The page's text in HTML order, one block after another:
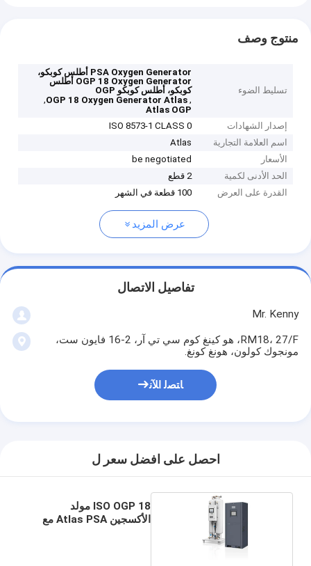
منتوج وصف
تسليط الضوء
PSA Oxygen Generator أطلس كوبكو،
OGP 18 Oxygen Generator أطلس
كوبكو، أطلس كوبكو OGP
,
OGP 18 Oxygen Generator Atlas
,
Atlas OGP
إصدار الشهادات
ISO 8573-1 CLASS 0
اسم العلامة التجارية
Atlas
الأسعار
be negotiated
الحد الأدنى لكمية
2 قطع
القدرة على العرض
100 قطعة في الشهر
عرض المزيد
تفاصيل الاتصال
Mr. Kenny
RM18، 27/F، هو كينغ كوم سي تي آر، 2-16 فايون ست،
مونجوك كولون، هونغ كونغ.
ﺎﺘﺼﻟ ﺍﻶﻧ
احصل على افضل سعر ل
ISO OGP 18 مولد
الأكسجين Atlas PSA مع